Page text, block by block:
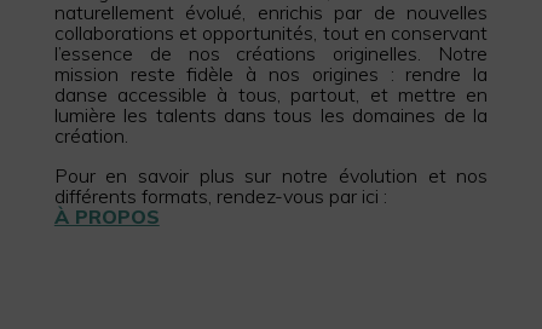
naturellement évolué, enrichis par de nouvelles
collaborations et opportunités, tout en conservant
l’essence de nos créations originelles. Notre
mission reste fidèle à nos origines : rendre la
danse accessible à tous, partout, et mettre en
lumière les talents dans tous les domaines de la
création.
Pour en savoir plus sur notre évolution et nos
différents formats, rendez-vous par ici :
À PROPOS